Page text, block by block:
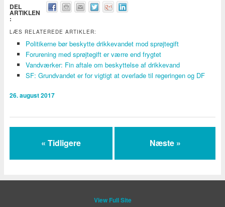
DEL
ARTIKLEN
:
LÆS RELATEREDE ARTIKLER:
Politikerne bør beskytte drikkevandet mod sprøjtegift
Forurening med sprøjtegift er værre end frygtet
Vandværker: Fin aftale om beskyttelse af drikkevand
SF: Grundvandet er for vigtigt at overlade til regeringen og DF
26. august 2017
« Tidligere Næste »
View Full Site